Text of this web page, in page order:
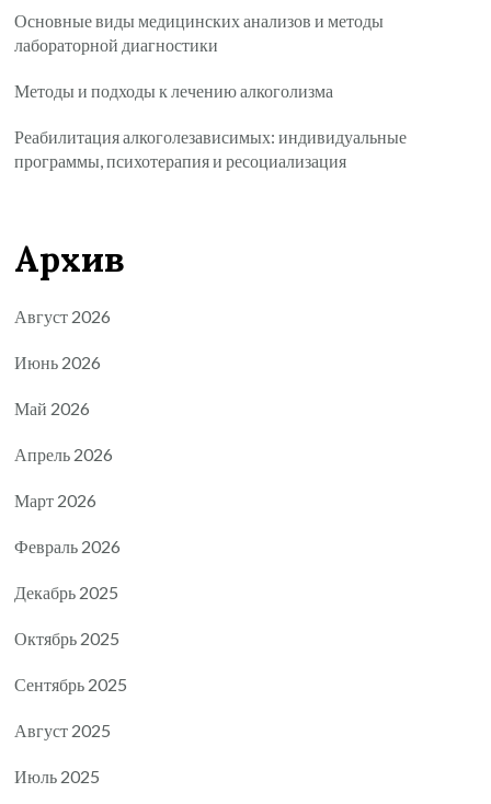
Основные виды медицинских анализов и методы
лабораторной диагностики
Методы и подходы к лечению алкоголизма
Реабилитация алкоголезависимых: индивидуальные
программы, психотерапия и ресоциализация
Архив
Август 2026
Июнь 2026
Май 2026
Апрель 2026
Март 2026
Февраль 2026
Декабрь 2025
Октябрь 2025
Сентябрь 2025
Август 2025
Июль 2025